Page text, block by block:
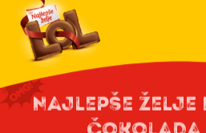
Najlepše želje
čokolada